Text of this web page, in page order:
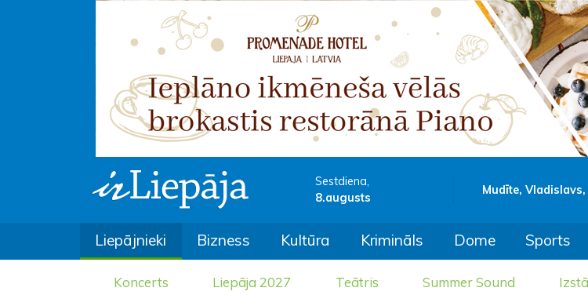
Sestdiena,
8.augusts
Mudīte,
Liepājnieki Bizness Kultūra Krimināls Dome Sports
Koncerts Liepāja 2027 Teātris Summer Sound